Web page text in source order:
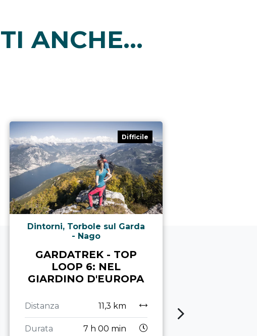
ANCHE...
Difficile
Dintorni, Torbole sul Garda
- Nago
GARDATREK - TOP
LOOP 6: NEL
GIARDINO D'EUROPA
Distanza 11,3 km
Durata 7 h 00 min